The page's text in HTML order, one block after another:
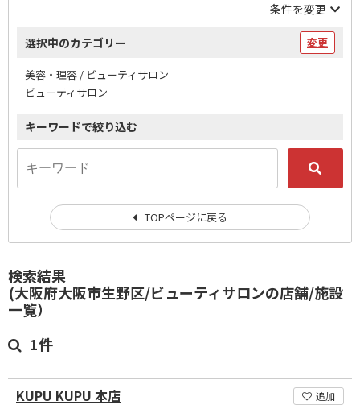
検索結果
(大阪府大阪市生野区/ビューティサロンの店舗/施設
一覧）
1件
KUPU KUPU 本店 追加
条件を変更
選択中のカテゴリー 変更
美容・理容 / ビューティサロン
ビューティサロン
キーワードで絞り込む
TOPページに戻る